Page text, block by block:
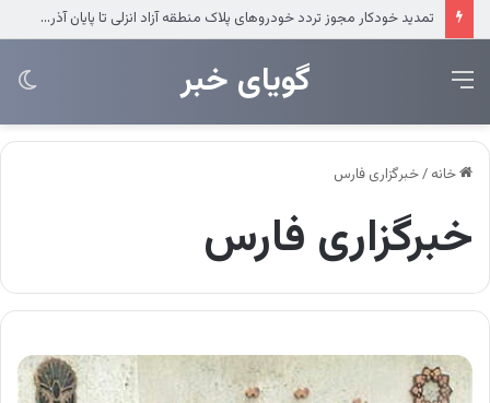
تداوم حمایت‌های بانک مسکن از بهداشت و درمان
‌‌‌گویای خبر منو
خانه /خبرگزاری فارس
خبرگزاری فارس